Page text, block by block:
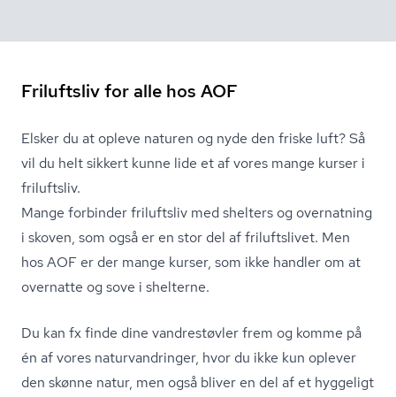
Friluftsliv for alle hos AOF
Elsker du at opleve naturen og nyde den friske luft? Så
vil du helt sikkert kunne lide et af vores mange kurser i
friluftsliv.
Mange forbinder friluftsliv med shelters og overnatning
i skoven, som også er en stor del af friluftslivet. Men
hos AOF er der mange kurser, som ikke handler om at
overnatte og sove i shelterne.
Du kan fx finde dine vandrestøvler frem og komme på
én af vores na­tur­van­drin­ger, hvor du ikke kun oplever
den skønne natur, men også bliver en del af et hyggeligt